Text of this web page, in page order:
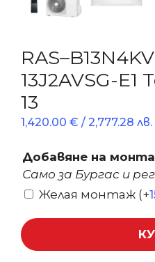
13J2AVSG-E1
13
1,420.00 € / 2,777.28 лв.
Добавяне на
Само за Бургас и
Желая монтаж (+